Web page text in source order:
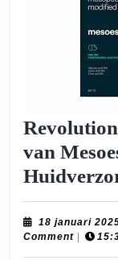
van
18 januari
Comment